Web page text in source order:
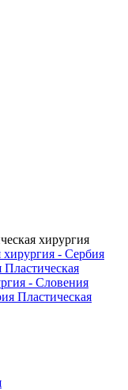
хирургия - Сербия
Пластическая
- Словения
Пластическая